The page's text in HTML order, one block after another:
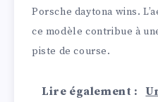
Porsche daytona wins.
ce modèle contribue à
piste de course.
Lire également :